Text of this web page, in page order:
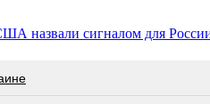
назвали сигналом для